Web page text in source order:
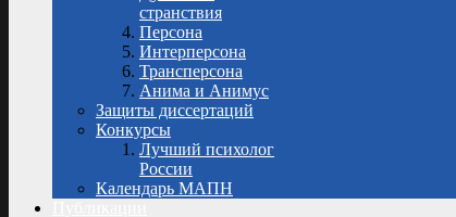
странствия
Персона
Интерперсона
Трансперсона
Анима и Анимус
Защиты диссертаций
Конкурсы
Лучший психолог
России
Календарь МАПН